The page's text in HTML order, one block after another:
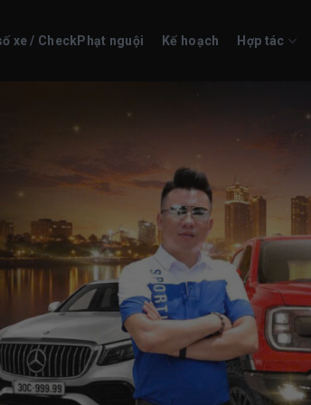
xe / CheckPhạt nguội Kế hoạch Hợp tác